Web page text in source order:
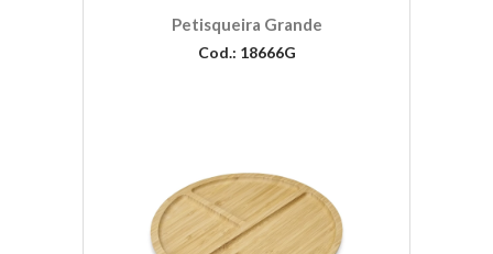
Petisqueira Grande
Cod.: 18666G